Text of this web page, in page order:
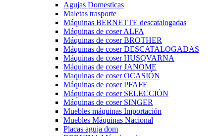
Agujas Domesticas
Maletas trasporte
Máquinas BERNETTE descatalogadas
Máquinas de coser ALFA
Máquinas de coser BROTHER
Máquinas de coser DESCATALOGADAS
Máquinas de coser HUSQVARNA
Máquinas de coser JANOME
Maquinas de coser OCASIÓN
Máquinas de coser PFAFF
Máquinas de coser SELECCIÓN
Máquinas de coser SINGER
Muebles máquinas Importación
Muebles Máquinas Nacional
Placas aguja dom